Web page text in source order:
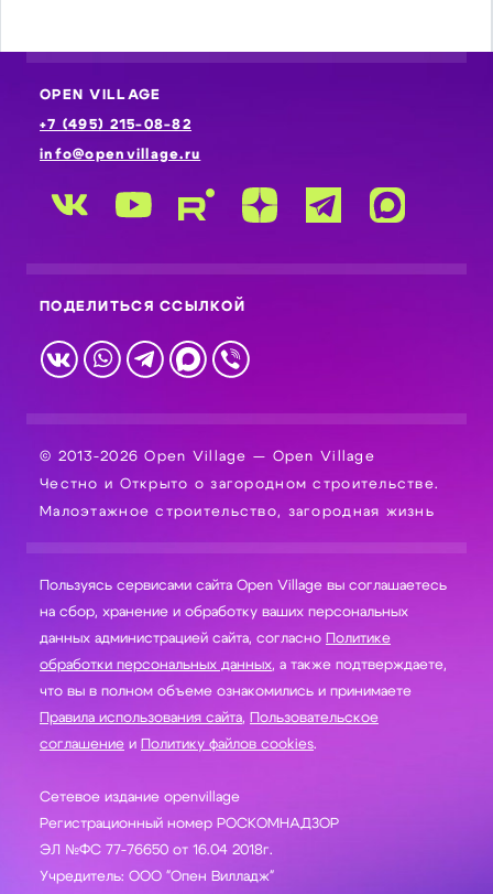
OPEN VILLAGE
+7 (495) 215-08-82
info@openvillage.ru
ПОДЕЛИТЬСЯ ССЫЛКОЙ
© 2013-2026 Open Village — Open Village
Честно и Открыто о загородном строительстве.
Малоэтажное строительство, загородная жизнь
Пользуясь сервисами сайта Open Village вы соглашаетесь
на сбор, хранение и обработку ваших персональных
данных администрацией сайта, согласно Политике
обработки персональных данных, а также подтверждаете,
что вы в полном объеме ознакомились и принимаете
Правила использования сайта, Пользовательское
соглашение и Политику файлов cookies.
Сетевое издание openvillage
Регистрационный номер РОСКОМНАДЗОР
ЭЛ №ФС 77-76650 от 16.04 2018г.
Учредитель: ООО "Опен Вилладж"